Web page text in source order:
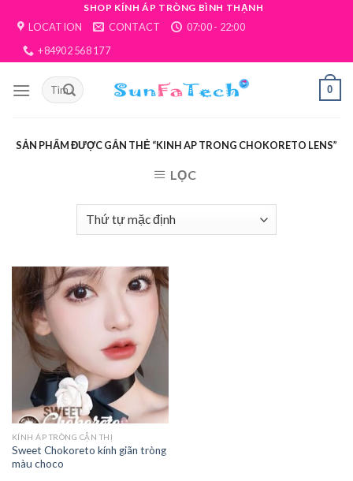
content
SHOP KÍNH ÁP TRÒNG BÌNH THẠNH
LOCATION CONTACT
07:00 - 22:00
+84902 568 177
0
SẢN PHẨM ĐƯỢC GẮN THẺ “KINH AP TRONG CHOKORETO LENS”
LỌC
KÍNH ÁP TRÒNG CẬN THỊ
Sweet Chokoreto kính giãn tròng
màu choco